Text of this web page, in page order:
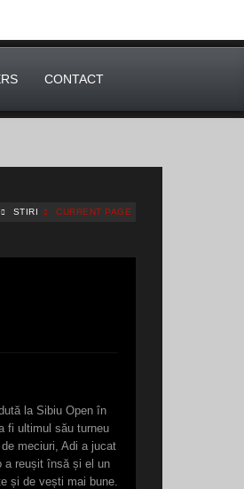
CONTACT
STIRI CURRENT PAGE
la Sibiu Open în
fi ultimul său turneu
meciuri, Adi a jucat
a reușit însă și el un
și de vești mai bune.